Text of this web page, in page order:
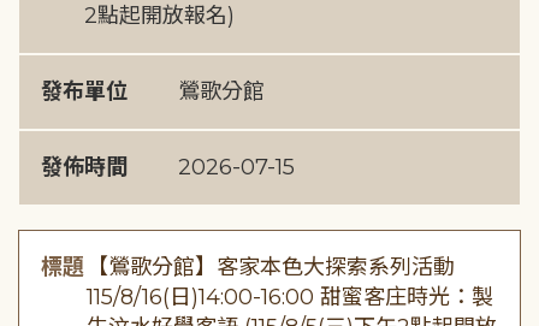
2點起開放報名)
發布單位 鶯歌分館
發佈時間 2026-07-15
標題 【鶯歌分館】客家本色大探索系列活動
115/8/16(日)14:00-16:00 甜蜜客庄時光：製